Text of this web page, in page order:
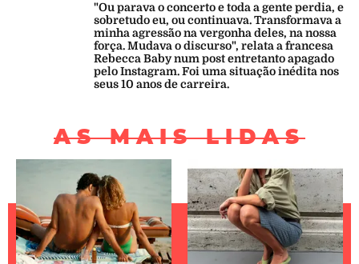
"Ou parava o concerto e toda a gente perdia, e
sobretudo eu, ou continuava. Transformava a
minha agressão na vergonha deles, na nossa
força. Mudava o discurso", relata a francesa
Rebecca Baby num post entretanto apagado
pelo Instagram. Foi uma situação inédita nos
seus 10 anos de carreira.
AS MAIS LIDAS